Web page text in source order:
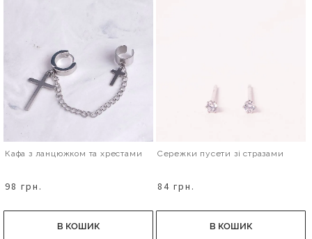
Кафа з ланцюжком та хрестами
98 грн.
В КОШИК
Сережки пусети зі стразами
84 грн.
В КОШИК